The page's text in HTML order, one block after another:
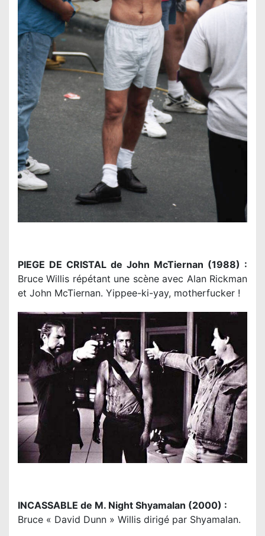
PIEGE DE CRISTAL de John McTiernan (1988) :
Bruce Willis répétant une scène avec Alan Rickman
et John McTiernan. Yippee-ki-yay, motherfucker !
INCASSABLE de M. Night Shyamalan (2000) :
Bruce « David Dunn » Willis dirigé par Shyamalan.